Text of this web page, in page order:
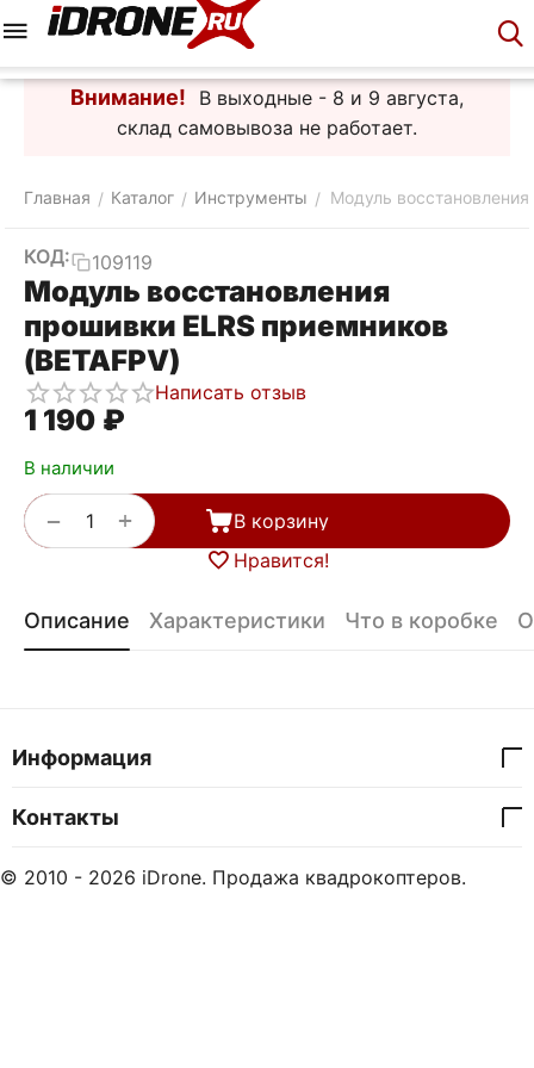
Внимание!
В выходные - 8 и 9 августа,
склад самовывоза не работает.
Главная / Каталог / Инструменты / Модуль
КОД: 109119
Модуль восстановления
прошивки ELRS приемников
(BETAFPV)
Написать отзыв
1 190 ₽
В наличии
+
−
В корзину
Нравится!
Описание Характеристики Что в коробке
Информация
Контакты
© 2010 - 2026 iDrone. Продажа квадрокоптеров.
Корзина